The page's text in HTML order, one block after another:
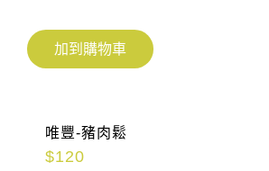
加到購物車
唯豐-豬肉鬆
$120